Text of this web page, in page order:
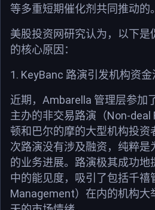
等多重短期催化剂共同推动的。
美股投资网研究认为，以下是
的核心原因：
1. KeyBanc 路演引发机构资金
近期， Ambarella 管理层参加
主办的非交易路演（Non-deal
顿和巴尔的摩的大型机构投资
次路演没有涉及融资，纯粹是
的业务进展。路演极其成功地
中的能见度，吸引了包括千禧
Management）在内的机构大